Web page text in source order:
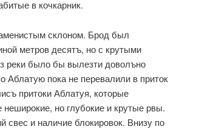
в кочкарник.
склоном. Брод был
метров десятъ, но с крутыми
реки было бы вылезти доволъно
пока не перевалили в приток
притоки Аблатуя, которые
но глубокие и крутые рвы.
и наличие блокировок. Внизу по